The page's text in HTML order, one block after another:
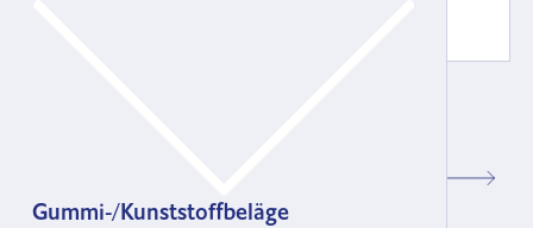
Gummi-/Kunststoffbeläge